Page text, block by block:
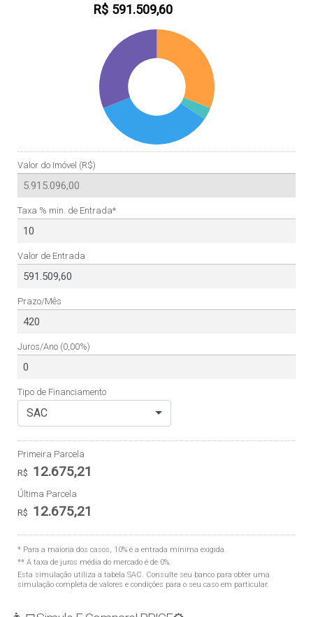
R$ 591.509,60
Valor do Imóvel (R$)
Taxa % min. de Entrada*
Valor de Entrada
Prazo/Mês
Juros/Ano (0,00%)
Tipo de Financiamento
SAC
Primeira Parcela
R$ 12.675,21
Última Parcela
R$ 12.675,21
* Para a maioria dos casos, 10% é a entrada mínima exigida.
** A taxa de juros média do mercado é de 0%.
Esta simulação utiliza a tabela SAC. Consulte seu banco para obter uma
simulação completa de valores e condições para o seu caso em particular.